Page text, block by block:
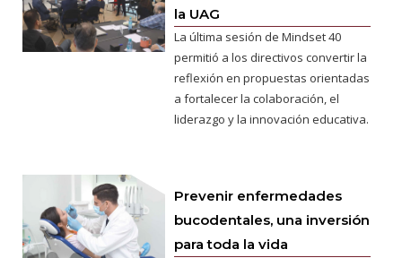
la UAG
La última sesión de Mindset 40
permitió a los directivos convertir la
reflexión en propuestas orientadas
a fortalecer la colaboración, el
liderazgo y la innovación educativa.
Prevenir enfermedades
bucodentales, una inversión
para toda la vida